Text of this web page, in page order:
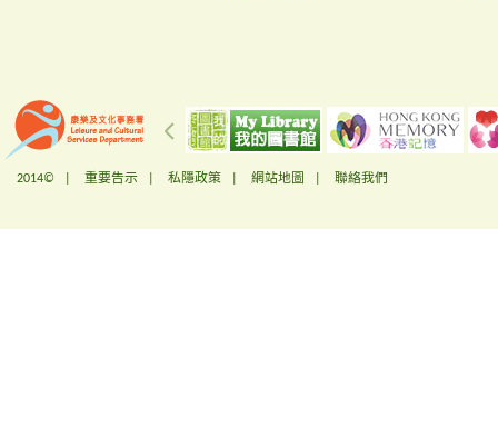
2014© | 重要告示 私隱政策 網站地圖 聯絡我們